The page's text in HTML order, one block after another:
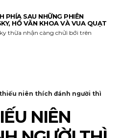
PHÍA SAU NHỮNG PHIÊN
HỒ VĂN KHOA VÀ VUA QUẠT
thừa nhận càng chửi bới trên